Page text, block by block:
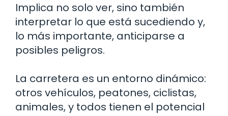
Implica no solo ver, sino también
interpretar lo que está sucediendo y,
lo más importante, anticiparse a
posibles peligros.
La carretera es un entorno dinámico:
otros vehículos, peatones, ciclistas,
animales, y todos tienen el potencial